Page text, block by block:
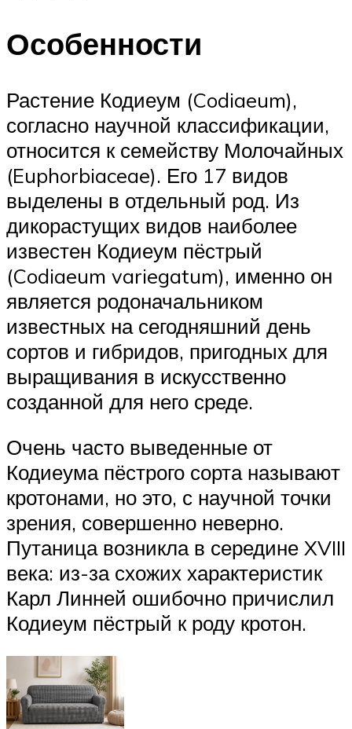
Особенности
Растение Кодиеум (Codiaeum),
согласно научной классификации,
относится к семейству Молочайных
(Euphorbiaceae). Его 17 видов
выделены в отдельный род. Из
дикорастущих видов наиболее
известен Кодиеум пёстрый
(Codiaeum variegatum), именно он
является родоначальником
известных на сегодняшний день
сортов и гибридов, пригодных для
выращивания в искусственно
созданной для него среде.
Очень часто выведенные от
Кодиеума пёстрого сорта называют
кротонами, но это, с научной точки
зрения, совершенно неверно.
Путаница возникла в середине XVIII
века: из-за схожих характеристик
Карл Линней ошибочно причислил
Кодиеум пёстрый к роду кротон.